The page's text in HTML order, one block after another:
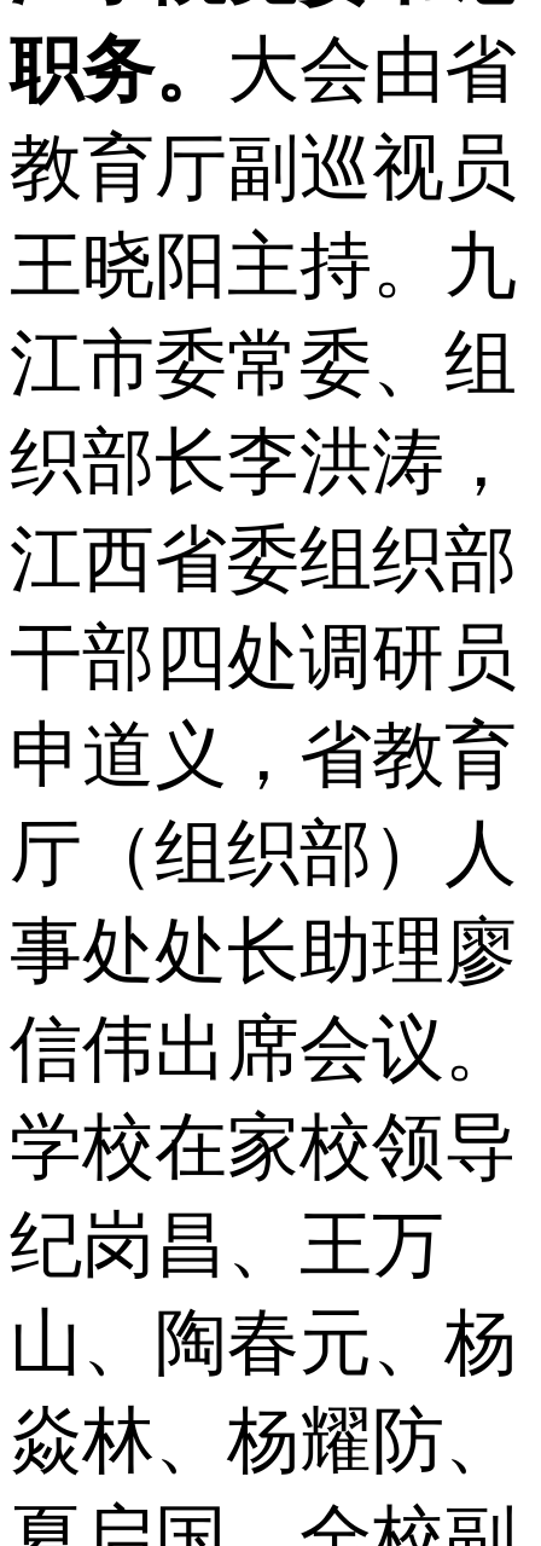
职务。 大会由省
教育厅副巡视员
王晓阳主持。九
江市委常委、组
织部长李洪涛，
江西省委组织部
干部四处调研员
申道义，省教育
厅（组织部）人
事处处长助理廖
信伟出席会议。
学校在家校领导
纪岗昌、王万
山、陶春元、杨
焱林、杨耀防、